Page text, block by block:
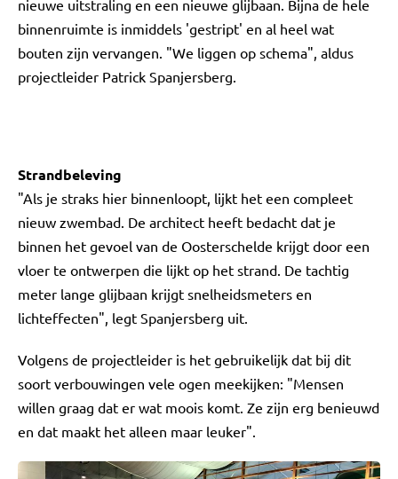
nieuwe uitstraling en een nieuwe glijbaan. Bijna de hele
binnenruimte is inmiddels 'gestript' en al heel wat
bouten zijn vervangen. "We liggen op schema", aldus
projectleider Patrick Spanjersberg.
Strandbeleving
"Als je straks hier binnenloopt, lijkt het een compleet
nieuw zwembad. De architect heeft bedacht dat je
binnen het gevoel van de Oosterschelde krijgt door een
vloer te ontwerpen die lijkt op het strand. De tachtig
meter lange glijbaan krijgt snelheidsmeters en
lichteffecten", legt Spanjersberg uit.
Volgens de projectleider is het gebruikelijk dat bij dit
soort verbouwingen vele ogen meekijken: "Mensen
willen graag dat er wat moois komt. Ze zijn erg benieuwd
en dat maakt het alleen maar leuker".